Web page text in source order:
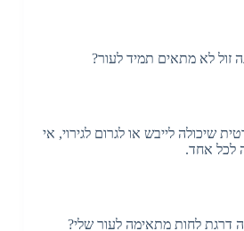
זול לא מתאים תמיד לעור?
שיכולה לייבש או לגרום לגירוי, אי
לכל אחד.
דרגת לחות מתאימה לעור שלי?